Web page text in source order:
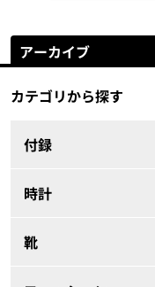
アーカイブ
カテゴリから探す
付録
時計
靴